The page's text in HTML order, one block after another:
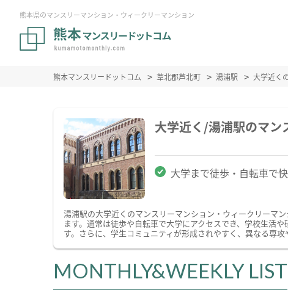
熊本県のマンスリーマンション・ウィークリーマンション
熊本マンスリードットコム 葦北郡芦北町 湯浦駅 大学近く
大学近く/湯浦駅のマン
大学まで徒歩・自転車で
湯浦駅の大学近くのマンスリーマンション・ウィークリーマ
ます。通常は徒歩や自転車で大学にアクセスでき、学校生活
す。さらに、学生コミュニティが形成されやすく、異なる専攻
MONTHLY&WEEKLY LIST